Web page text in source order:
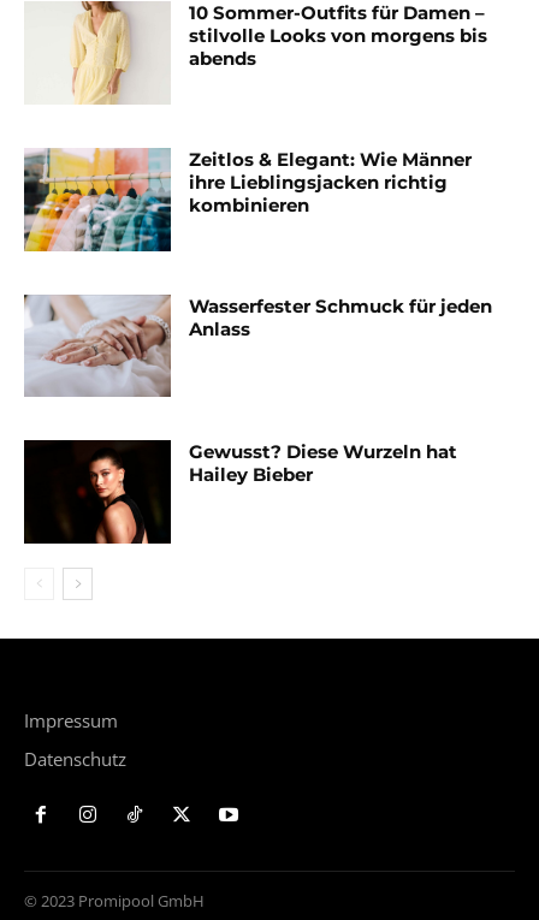
10 Sommer-Outfits für Damen –
stilvolle Looks von morgens bis
abends
Zeitlos & Elegant: Wie Männer
ihre Lieblingsjacken richtig
kombinieren
Wasserfester Schmuck für jeden
Anlass
Gewusst? Diese Wurzeln hat
Hailey Bieber
Impressum
Datenschutz
© 2023 Promipool GmbH